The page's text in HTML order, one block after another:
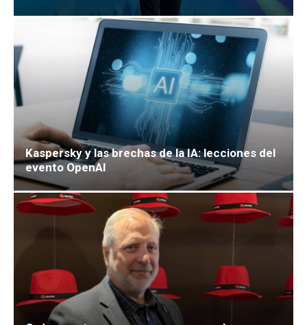
Kaspersky y las brechas de la IA: lecciones del
evento OpenAI